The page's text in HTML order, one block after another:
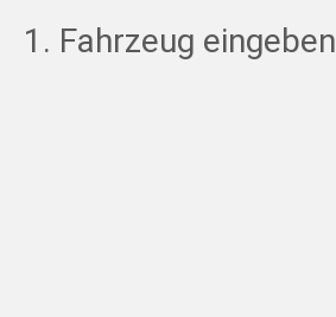
1. Fahrzeug eingeben